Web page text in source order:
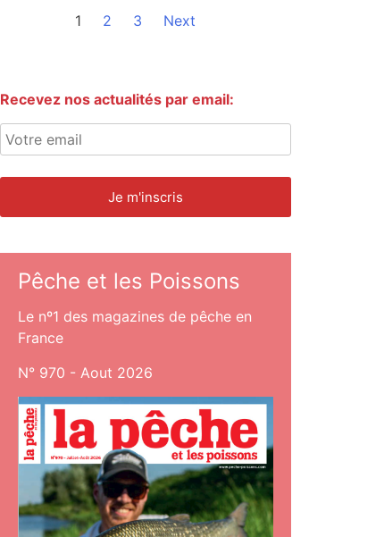
1 2 3 Next
Recevez nos actualités par email:
Pêche et les Poissons
Le nº1 des magazines de pêche en
France
N° 970 - Aout 2026